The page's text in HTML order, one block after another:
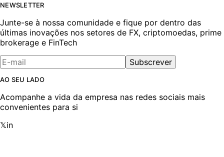
NEWSLETTER
Junte-se à nossa comunidade e fique por dentro das
últimas inovações nos setores de FX, criptomoedas, prime
brokerage e FinTech
Subscrever
AO SEU LADO
Acompanhe a vida da empresa nas redes sociais mais
convenientes para si
𝕏in